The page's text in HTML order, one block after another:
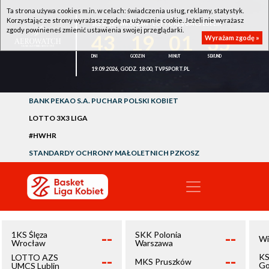
1KS ŚLĘZA WROCŁAW - LOTTO AZS UMCS LUBLIN
35
19.09.2026, GODZ. 18:00, TVPSPORT.PL
BANK PEKAO S.A. PUCHAR POLSKI KOBIET
LOTTO 3X3 LIGA
#HWHR
STANDARDY OCHRONY MAŁOLETNICH PZKOSZ
1KS Ślęza
Wrocław
--
LOTTO AZS
UMCS Lublin
--
SKK Polonia
Warszawa
--
MKS Pruszków --
Ta strona używa cookies m.in. w celach: świadczenia usług, reklamy, statystyk.
Korzystając ze strony wyrażasz zgodę na używanie cookie. Jeżeli nie wyrażasz
zgody powinieneś zmienić ustawienia swojej przeglądarki.
Wyrażam zgodę »